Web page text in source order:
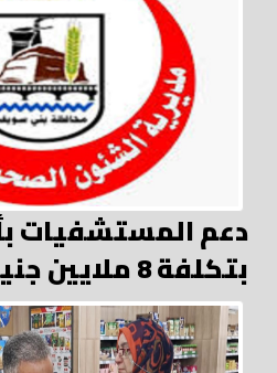
دعم المستشفيات
بتكلفة 8 ملايين جنيه